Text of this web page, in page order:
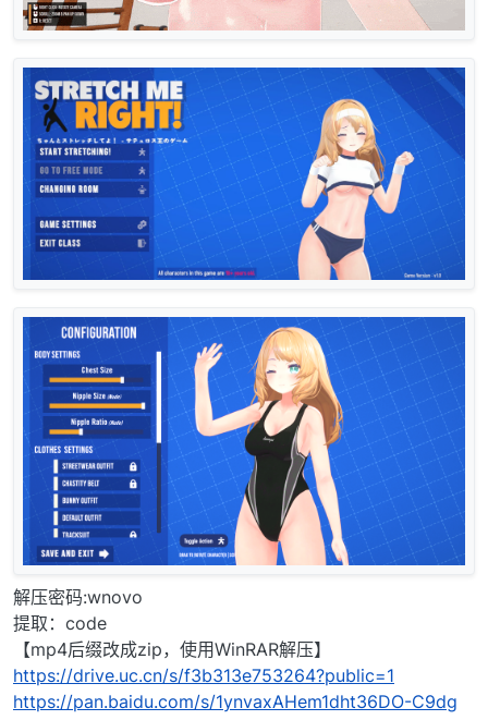
解压密码:wnovo
提取：code
【mp4后缀改成zip，使用WinRAR解压】
https://drive.uc.cn/s/f3b313e753264?public=1
https://pan.baidu.com/s/1ynvaxAHem1dht36DO-C9dg